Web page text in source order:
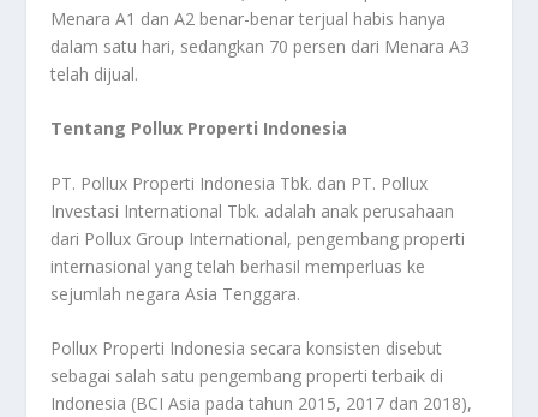
Menara A1 dan A2 benar-benar terjual habis hanya
dalam satu hari, sedangkan 70 persen dari Menara A3
telah dijual.
Tentang Pollux Properti Indonesia
PT. Pollux Properti Indonesia Tbk. dan PT. Pollux
Investasi International Tbk. adalah anak perusahaan
dari Pollux Group International, pengembang properti
internasional yang telah berhasil memperluas ke
sejumlah negara Asia Tenggara.
Pollux Properti Indonesia secara konsisten disebut
sebagai salah satu pengembang properti terbaik di
Indonesia (BCI Asia pada tahun 2015, 2017 dan 2018),